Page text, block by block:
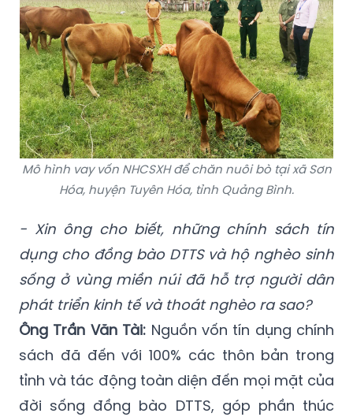
Mô hình vay vốn NHCSXH để chăn nuôi bò tại xã Sơn
Hóa, huyện Tuyên Hóa, tỉnh Quảng Bình.
- Xin ông cho biết, những chính sách tín
dụng cho đồng bào DTTS và hộ nghèo sinh
sống ở vùng miền núi đã hỗ trợ người dân
phát triển kinh tế và thoát nghèo ra sao?
Ông Trần Văn Tài: Nguồn vốn tín dụng chính
sách đã đến với 100% các thôn bản trong
tỉnh và tác động toàn diện đến mọi mặt của
đời sống đồng bào DTTS, góp phần thúc